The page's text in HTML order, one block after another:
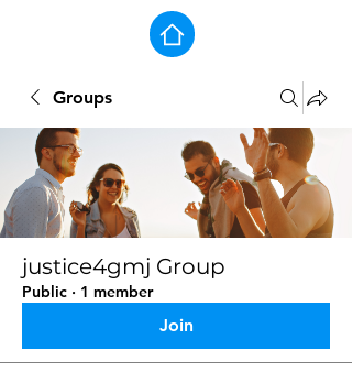
Groups
justice4gmj Group
Public · 1 member
Join